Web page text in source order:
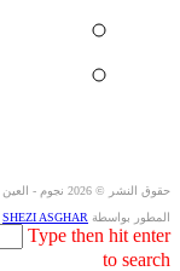
حقوق النشر © 2026 نجوم - العين
المطور بواسطة SHEZI ASGHAR
Type then hit enter
to search